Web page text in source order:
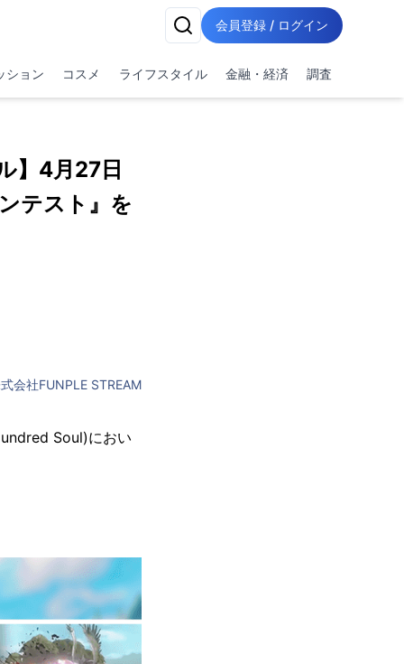
会員登録 / ログイン
ション コスメ ライフスタイル 金融・経済 調査
】4月27日
テスト』を
会社FUNPLE STREAM
Soul)におい